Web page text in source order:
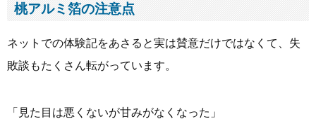
桃アルミ箔の注意点
ネットでの体験記をあさると実は賛意だけではなくて、失
敗談もたくさん転がっています。
「見た目は悪くないが甘みがなくなった」